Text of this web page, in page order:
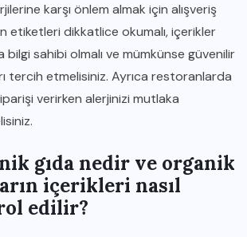
karşı önlem almak için alışveriş
etiketleri dikkatlice okumalı, içerikler
bilgi sahibi olmalı ve mümkünse güvenilir
tercih etmelisiniz. Ayrıca restoranlarda
verirken alerjinizi mutlaka
gıda nedir ve organik
içerikleri nasıl
edilir?